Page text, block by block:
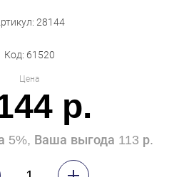
28144
Код: 61520
Цена
р.
5%, Ваша выгода 113 р.